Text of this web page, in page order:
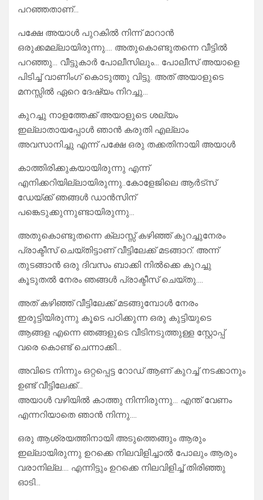
പറഞ്ഞതാണ്…
പക്ഷേ അയാൾ പുറകിൽ നിന്ന് മാറാൻ
ഒരുക്കമല്ലായിരുന്നു…. അതുകൊണ്ടുതന്നെ വീട്ടിൽ
പറഞ്ഞു… വീട്ടുകാർ പോലീസിലും… പോലീസ് അയാളെ
പിടിച്ച് വാണിംഗ് കൊടുത്തു വിട്ടു. അത് അയാളുടെ
മനസ്സിൽ ഏറെ ദേഷ്യം നിറച്ചു…
കുറച്ചു നാളത്തേക്ക് അയാളുടെ ശല്യം
ഇല്ലാതായപ്പോൾ ഞാൻ കരുതി എല്ലാം
അവസാനിച്ചു എന്ന് പക്ഷേ ഒരു തക്കതിനായി അയാൾ
കാത്തിരിക്കുകയായിരുന്നു എന്ന്
എനിക്കറിയില്ലായിരുന്നു..കോളേജിലെ ആർട്സ്
ഡേയ്ക്ക് ഞങ്ങൾ ഡാൻസിന്
പങ്കെടുക്കുന്നുണ്ടായിരുന്നു…
അതുകൊണ്ടുതന്നെ ക്ലാസ്സ് കഴിഞ്ഞ് കുറച്ചുനേരം
പ്രാക്ടീസ് ചെയ്തിട്ടാണ് വീട്ടിലേക്ക് മടങ്ങാറ്. അന്ന്
തുടങ്ങാൻ ഒരു ദിവസം ബാക്കി നിൽക്കെ കുറച്ചു
കൂടുതൽ നേരം ഞങ്ങൾ പ്രാക്ടീസ് ചെയ്തു….
അത് കഴിഞ്ഞ് വീട്ടിലേക്ക് മടങ്ങുമ്പോൾ നേരം
ഇരുട്ടിയിരുന്നു കൂടെ പഠിക്കുന്ന ഒരു കുട്ടിയുടെ
ആങ്ങള എന്നെ ഞങ്ങളുടെ വീടിനടുത്തുള്ള സ്റ്റോപ്പ്‌
വരെ കൊണ്ട് ചെന്നാക്കി…
അവിടെ നിന്നും ഒറ്റപ്പെട്ട റോഡ് ആണ് കുറച്ച് നടക്കാനും
ഉണ്ട് വീട്ടിലേക്ക്…
അയാൾ വഴിയിൽ കാത്തു നിന്നിരുന്നു… എന്ത് വേണം
എന്നറിയാതെ ഞാൻ നിന്നു….
ഒരു ആശ്രയത്തിനായി അടുത്തെങ്ങും ആരും
ഇല്ലായിരുന്നു ഉറക്കെ നിലവിളിച്ചാൽ പോലും ആരും
വരാനില്ല…. എന്നിട്ടും ഉറക്കെ നിലവിളിച്ച് തിരിഞ്ഞു
ഓടി…